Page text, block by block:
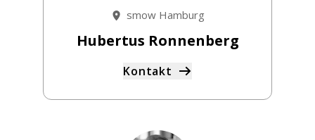
smow Hamburg
Hubertus Ronnenberg
Kontakt